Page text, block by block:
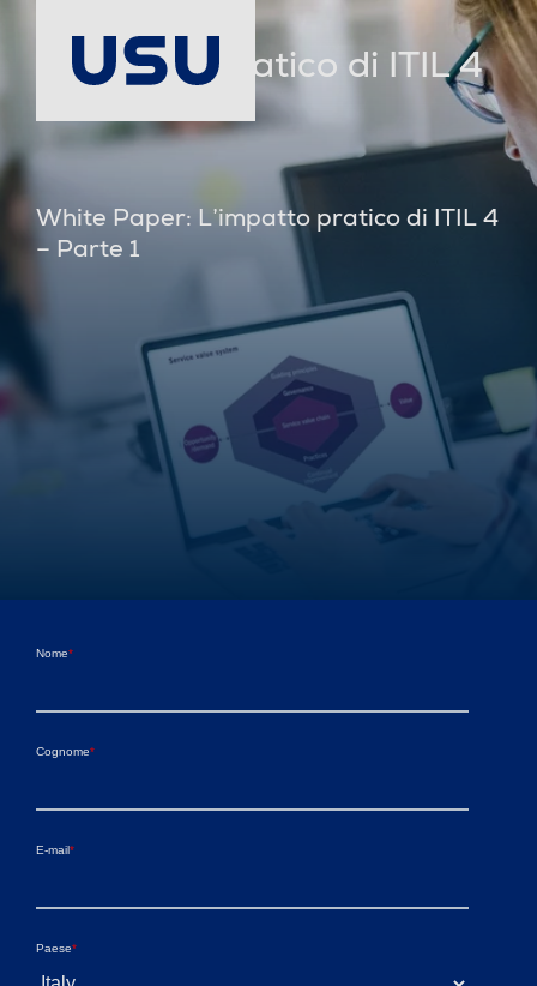
L’impatto pratico di ITIL 4
White Paper: L’impatto pratico di ITIL 4
– Parte 1
Nome*
Cognome*
E-mail*
Paese*